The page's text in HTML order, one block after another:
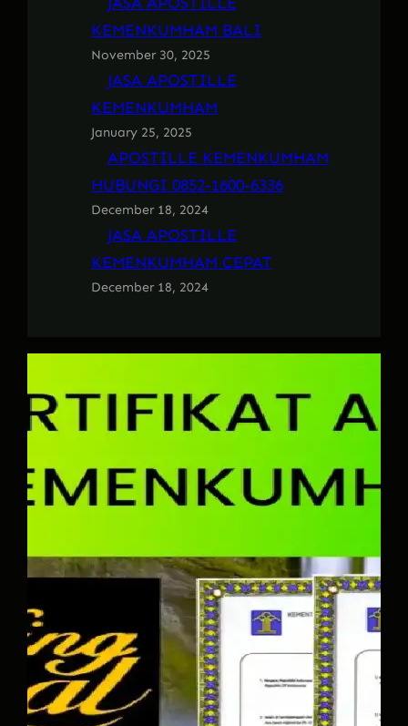
KEMENKUMHAM BALI
November 30, 2025
JASA APOSTILLE
KEMENKUMHAM
January 25, 2025
APOSTILLE KEMENKUMHAM
HUBUNGI 0852-1600-6336
December 18, 2024
JASA APOSTILLE
KEMENKUMHAM CEPAT
December 18, 2024